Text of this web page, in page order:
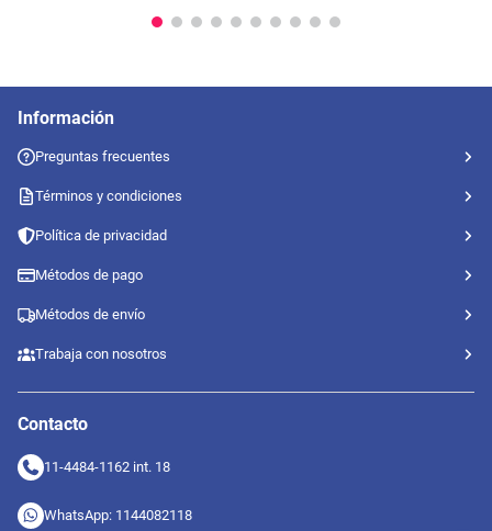
Información
Preguntas frecuentes
Términos y condiciones
Política de privacidad
Métodos de pago
Métodos de envío
Trabaja con nosotros
Contacto
11-4484-1162 int. 18
WhatsApp: 1144082118